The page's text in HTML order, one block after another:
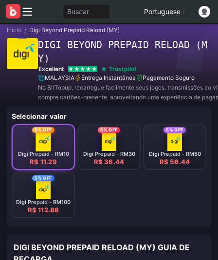
Buscar Portuguese /
Início / Digi Beyond Prepaid Reload (MY)
DIGI BEYOND PREPAID RELOAD (M
Y)
Excellent
Trustpilot
MALAYSIA
Entrega Instantânea
Pagamento Seguro
No BitTopup, recarregue facilmente seus jogos, transmissões ao
compre cartões-presente, aproveitando uma experiência de
Selecionar valor
5% OFF
Digi Prepaid - RM10
R$ 11.29
5% OFF
Digi Prepaid - RM30
R$ 36.44
5% OFF
Digi Prepaid - RM50
R$ 56.44
5% OFF
Digi Prepaid - RM100
R$ 112.88
DIGI BEYOND PREPAID RELOAD (MY) GUIA DE